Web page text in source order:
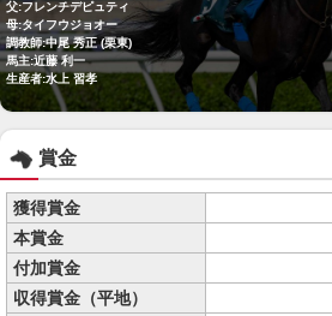
父:フレンチデピュティ
母:タイフウジョオー
調教師:中尾 秀正 (栗東)
馬主:近藤 利一
生産者:水上 習孝
賞金
獲得賞金
本賞金
付加賞金
収得賞金（平地）